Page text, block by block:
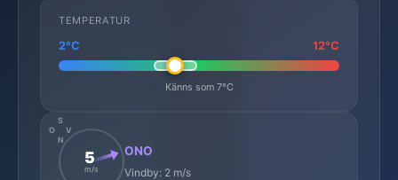
TEMPERATUR
2°C 12°C
Känns som 7°C
N
S
O
V
5
m/s
ONO
Vindby: 2 m/s